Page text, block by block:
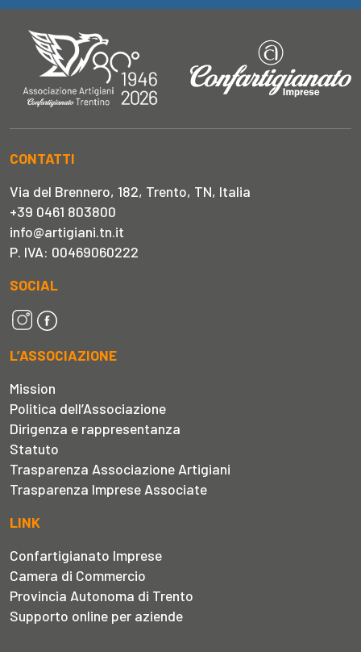
CONTATTI
Via del Brennero, 182, Trento, TN, Italia
+39 0461 803800
info@artigiani.tn.it
P. IVA: 00469060222
SOCIAL
L’ASSOCIAZIONE
Mission
Politica dell’Associazione
Dirigenza e rappresentanza
Statuto
Trasparenza Associazione Artigiani
Trasparenza Imprese Associate
LINK
Confartigianato Imprese
Camera di Commercio
Provincia Autonoma di Trento
Supporto online per aziende